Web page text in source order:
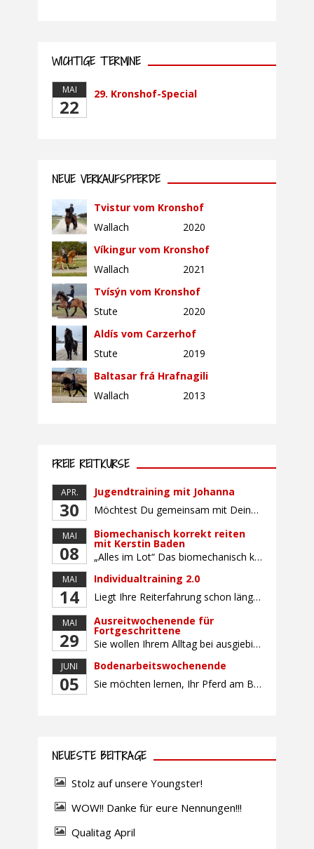
WICHTIGE TERMINE
MAI
22
29. Kronshof-Special
NEUE VERKAUFSPFERDE
Tvistur vom Kronshof
Wallach
2020
Víkingur vom Kronshof
Wallach
2021
Tvísýn vom Kronshof
Stute
2020
Aldís vom Carzerhof
Stute
2019
Baltasar frá Hrafnagili
Wallach
2013
FREIE REITKURSE
APR.
30
Jugendtraining mit Johanna
Möchtest Du gemeinsam mit Deinem Pferd sicherer und selbstbewusster Reiten, Dich mit gleichaltrigen Teilnehmern (Alter: 9-16 Jahre) austauschen und Dich vielleicht auch auf ein Turnier vorbereiten? Dann bietet Dir dieser Kurs die perfekte Gelegenheit, mit Deinem Pferd gemeinsam zu wachsen und an Sitz, Hilfengebung und Turnierroutine zu arbeiten. Der Unterricht findet in Gruppen von bis […]
MAI
08
Biomechanisch korrekt reiten
mit Kerstin Baden
„Alles im Lot“ Das biomechanisch korrekte Reiten vereint viele wichtige Erkenntnisse der Reitkunst und der Physiologie von Pferd und Reiter miteinander. Ziel ist die größtmögliche Symmetrie des Reiters, denn erst wenn „alles im Lot“ ist, kann das Pferd den Reiter ausbalanciert und losgelassen tragen. Dafür muss der Reiter lernen, die Reaktionen seines Pferdes auf seinen […]
MAI
14
Individualtraining 2.0
Liegt Ihre Reiterfahrung schon länger zurück oder fühlen Sie sich noch nicht richtig fit? Oder sind Sie bereits ein sicherer Reiter und freuen sich auf weiterführenden Unterricht? Training für Reiter:innen mit unterschiedlicher Reiterfahrung, auf die Wünsche und Kenntnisse des Einzelnen abgestimmt. Ein abwechslungsreiches Programm mit individuellem Reitunterricht mit unterschiedlichen Schwerpunkten und für Fortgeschrittene auch mit […]
MAI
29
Ausreitwochenende für
Fortgeschrittene
Sie wollen Ihrem Alltag bei ausgiebigen Ritten durch unser wunderschönes Gelände entfliehen? Dann ist das Ausreitwochenende genau das Richtige. Geübte und sichere Reiter und Reiterinnen genießen die herrliche Natur unter erfahrener Rittführung. Teilnahme mit Leih- oder eigenem Pferd möglich. Mindestteilnehmerzahl: 5 Personen
JUNI
05
Bodenarbeitswochenende
Sie möchten lernen, Ihr Pferd am Boden gezielt zu gymnastizieren und durch feine Kommunikation zu führen? Dieser Kurs vermittelt, wie gezieltes und korrektes Longieren zur gymnastizierenden Arbeit mit dem Pferd beitragen. Wir arbeiten mit Hilfe eines Kappzaums – ohne Ausbinder oder andere Hilfszügel. Im Mittelpunkt stehen feine Kommunikation, klare Körpersprache und präzise Hilfengebung mit dem […]
NEUESTE BEITRÄGE
Stolz auf unsere Youngster!
WOW!! Danke für eure Nennungen!!!
Qualitag April